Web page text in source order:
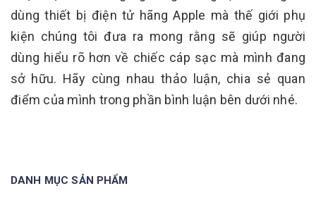
dùng thiết bị điện tử hãng Apple mà thế giới phụ
kiện chúng tôi đưa ra mong rằng sẽ giúp người
dùng hiểu rõ hơn về chiếc cáp sạc mà mình đang
sở hữu. Hãy cùng nhau thảo luận, chia sẻ quan
điểm của mình trong phần bình luận bên dưới nhé.
DANH MỤC SẢN PHẨM